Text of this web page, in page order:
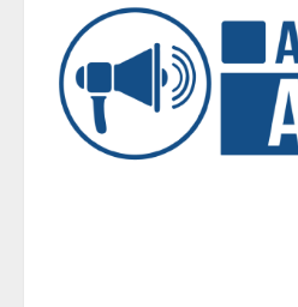
5
Horizonte